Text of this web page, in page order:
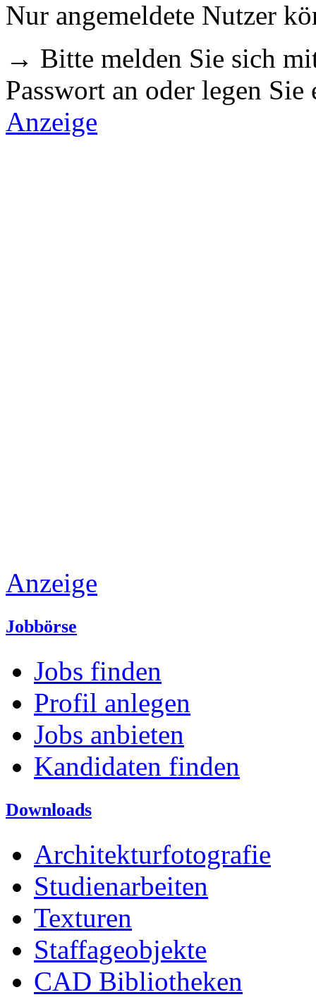
Nur angemeldete Nutzer
→ Bitte melden Sie sich
Passwort an oder legen
Anzeige
Anzeige
Jobbörse
Jobs finden
Profil anlegen
Jobs anbieten
Kandidaten finden
Downloads
Architekturfotografie
Studienarbeiten
Texturen
Staffageobjekte
CAD Bibliotheken